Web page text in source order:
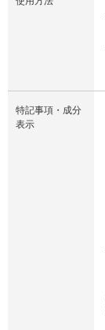
特記事項・成分
表示